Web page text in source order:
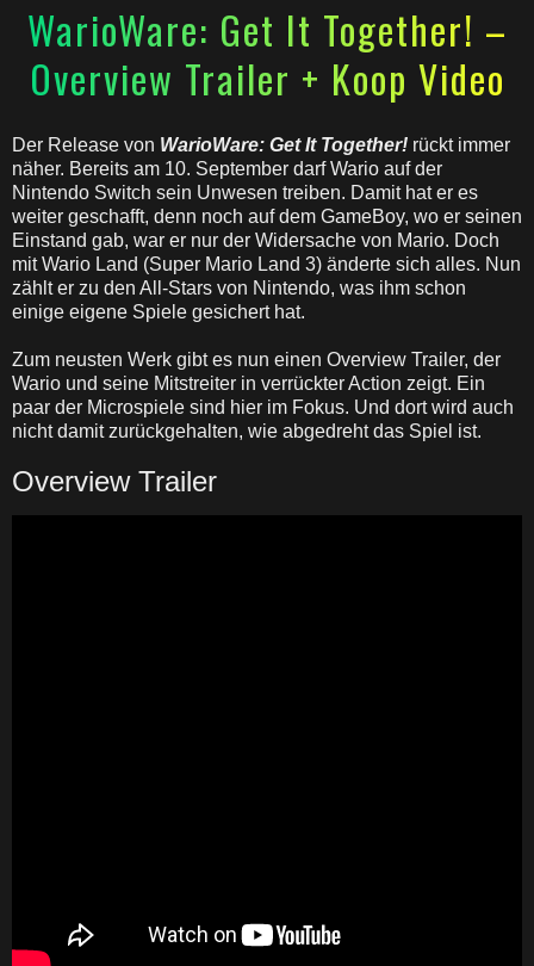
WarioWare: Get It Together! –
Overview Trailer + Koop Video
Der Release von WarioWare: Get It Together! rückt immer
näher. Bereits am 10. September darf Wario auf der
Nintendo Switch sein Unwesen treiben. Damit hat er es
weiter geschafft, denn noch auf dem GameBoy, wo er seinen
Einstand gab, war er nur der Widersache von Mario. Doch
mit Wario Land (Super Mario Land 3) änderte sich alles. Nun
zählt er zu den All-Stars von Nintendo, was ihm schon
einige eigene Spiele gesichert hat.
Zum neusten Werk gibt es nun einen Overview Trailer, der
Wario und seine Mitstreiter in verrückter Action zeigt. Ein
paar der Microspiele sind hier im Fokus. Und dort wird auch
nicht damit zurückgehalten, wie abgedreht das Spiel ist.
Overview Trailer